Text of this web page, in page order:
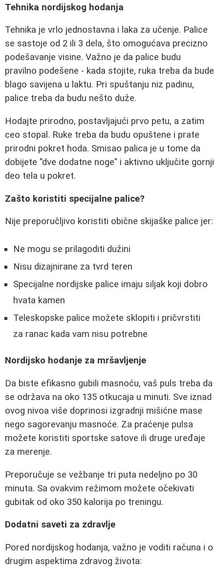
Tehnika nordijskog hodanja
Tehnika je vrlo jednostavna i laka za učenje. Palice
se sastoje od 2 ili 3 dela, što omogućava precizno
podešavanje visine. Važno je da palice budu
pravilno podešene - kada stojite, ruka treba da bude
blago savijena u laktu. Pri spuštanju niz padinu,
palice treba da budu nešto duže.
Hodajte prirodno, postavljajući prvo petu, a zatim
ceo stopal. Ruke treba da budu opuštene i prate
prirodni pokret hoda. Smisao palica je u tome da
dobijete "dve dodatne noge" i aktivno uključite gornji
deo tela u pokret.
Zašto koristiti specijalne palice?
Nije preporučljivo koristiti obične skijaške palice jer:
Ne mogu se prilagoditi dužini
Nisu dizajnirane za tvrd teren
Specijalne nordijske palice imaju siljak koji dobro
hvata kamen
Teleskopske palice možete sklopiti i pričvrstiti
za ranac kada vam nisu potrebne
Nordijsko hodanje za mršavljenje
Da biste efikasno gubili masnoću, vaš puls treba da
se održava na oko 135 otkucaja u minuti. Sve iznad
ovog nivoa više doprinosi izgradnji mišićne mase
nego sagorevanju masnoće. Za praćenje pulsa
možete koristiti sportske satove ili druge uređaje
za merenje.
Preporučuje se vežbanje tri puta nedeljno po 30
minuta. Sa ovakvim režimom možete očekivati
gubitak od oko 350 kalorija po treningu.
Dodatni saveti za zdravlje
Pored nordijskog hodanja, važno je voditi računa i o
drugim aspektima zdravog života: